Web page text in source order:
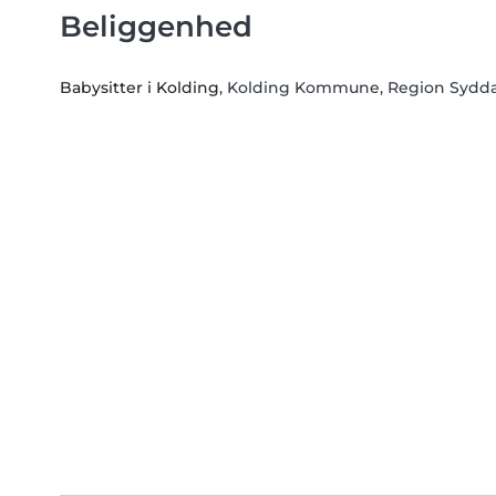
Beliggenhed
Babysitter i Kolding, Kolding Kommune, Region